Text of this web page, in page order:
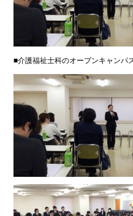
■介護福祉士科のオープンキャンパ